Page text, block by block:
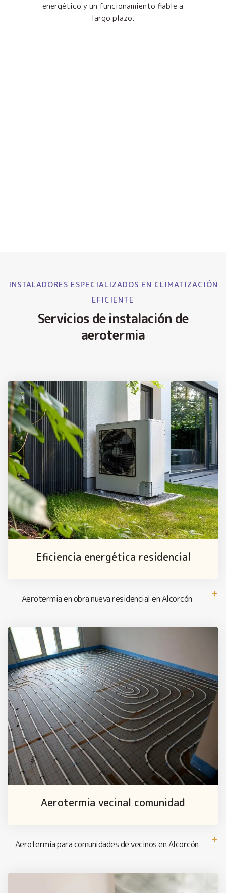
energético y un funcionamiento fiable a
largo plazo.
INSTALADORES ESPECIALIZADOS EN CLIMATIZACIÓN
EFICIENTE
Servicios de instalación de
aerotermia
Eficiencia energética residencial
Aerotermia en obra nueva residencial en Alcorcón
Aerotermia vecinal comunidad
Aerotermia para comunidades de vecinos en Alcorcón